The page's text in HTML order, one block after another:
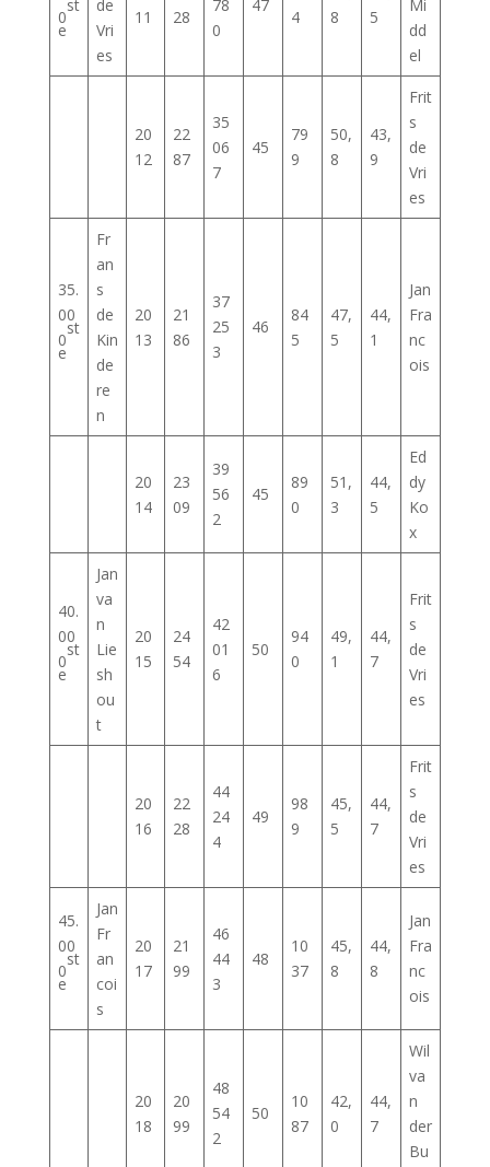
0
st
e
de
Vri
es
11
28
78
0
47
4
8
5
Mi
dd
el
20
12
22
87
35
06
7
45
79
9
50,
8
43,
9
Frit
s
de
Vri
es
35.
00
0
st
e
Fr
an
s
de
Kin
de
re
n
20
13
21
86
37
25
3
46
84
5
47,
5
44,
1
Jan
Fra
nc
ois
20
14
23
09
39
56
2
45
89
0
51,
3
44,
5
Ed
dy
Ko
x
40.
00
0
st
e
Jan
va
n
Lie
sh
ou
t
20
15
24
54
42
01
6
50
94
0
49,
1
44,
7
Frit
s
de
Vri
es
20
16
22
28
44
24
4
49
98
9
45,
5
44,
7
Frit
s
de
Vri
es
45.
00
0
st
e
Jan
Fr
an
coi
s
20
17
21
99
46
44
3
48
10
37
45,
8
44,
8
Jan
Fra
nc
ois
20
18
20
99
48
54
2
50
10
87
42,
0
44,
7
Wil
va
n
der
Bu